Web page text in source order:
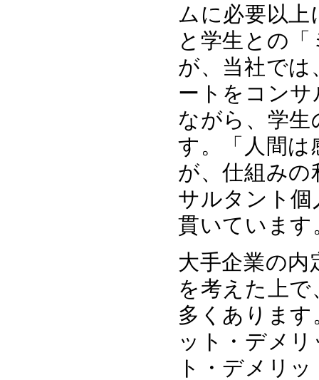
ムに必要以上
と学生との
が、当社では
ートをコン
ながら、学
す。「人間は
が、仕組みの
サルタント
貫いています
大手企業の内
を考えた上
多くありま
ット・デメ
ト・デメリ